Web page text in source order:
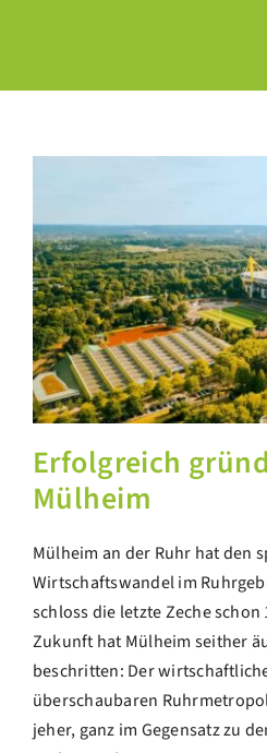
Erfolgreich
Mülheim
Mülheim an der Ruhr hat den
Wirtschaftswandel im
schloss die letzte Zeche schon
Zukunft hat Mülheim seither
beschritten: Der
überschaubaren
jeher, ganz im Gegensatz zu